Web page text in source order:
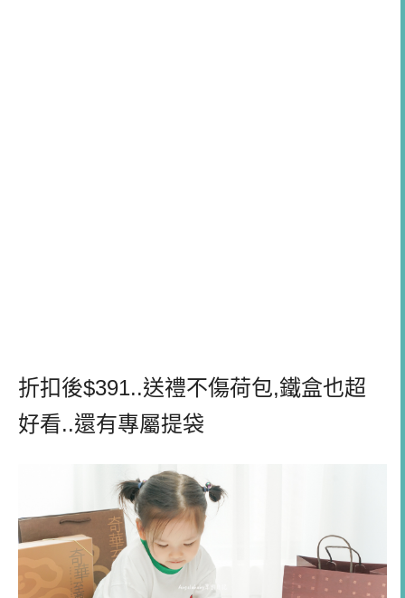
折扣後$391..送禮不傷荷包,鐵盒也超
好看..還有專屬提袋